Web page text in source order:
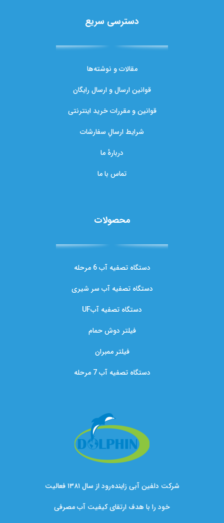
دسترسی سریع
مقالات و نوشته‌ها
قوانین ارسال و ارسال رایگان
قوانین و مقررات خرید اینترنتی
شرایط ارسالِ سفارشات
دربارهٔ ما
تماس با ما
محصولات
دستگاه تصفیه آب 6 مرحله
دستگاه تصفیه آب سر شیری
دستگاه تصفیه آبUF
فیلتر دوش حمام
فیلتر ممبران
دستگاه تصفیه آب 7 مرحله
شرکت دلفین آبی زاینده‌رود از سال ۱۳۸۱ فعالیت
خود را با هدف ارتقای کیفیت آب مصرفی